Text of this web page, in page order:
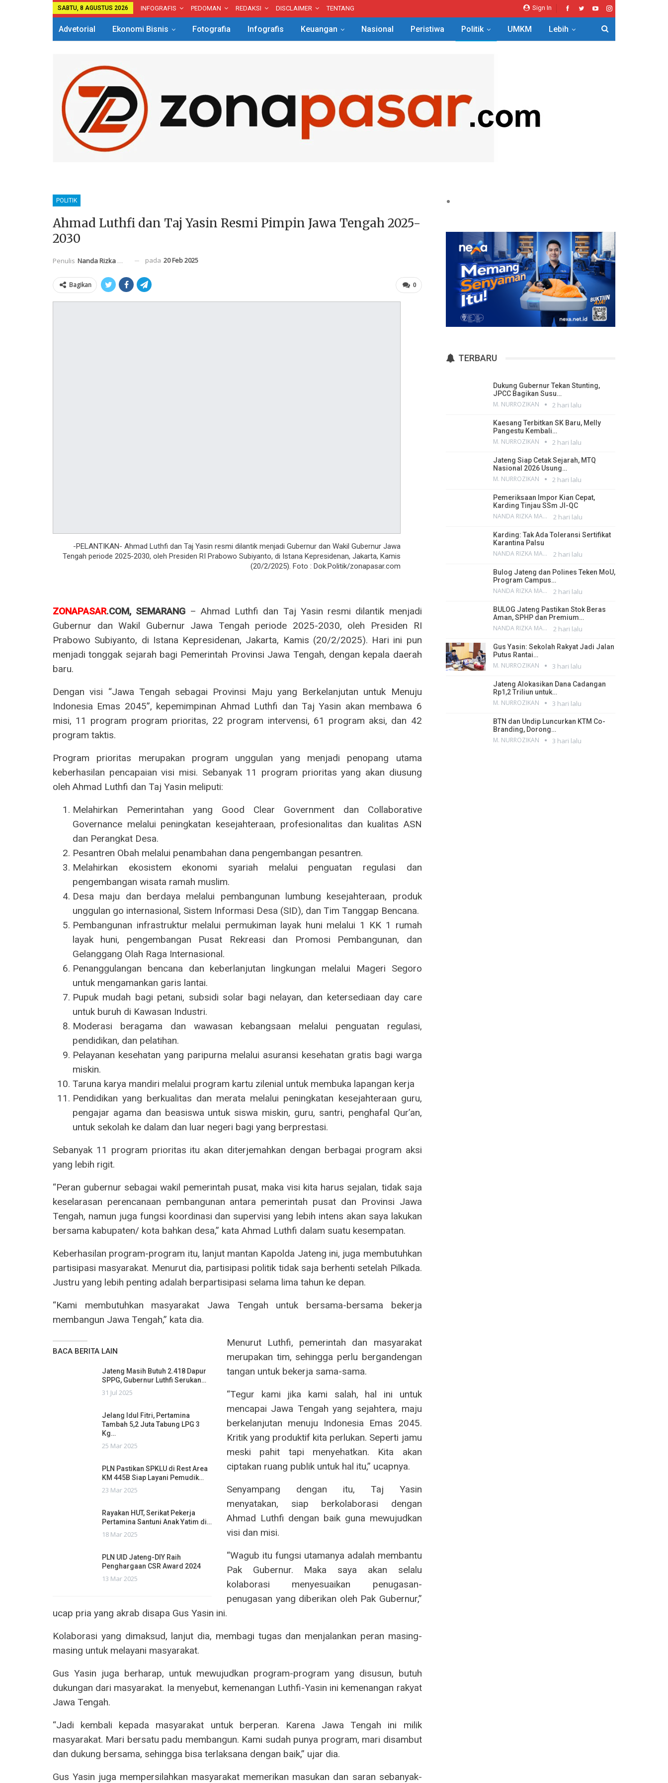
Sign In
SABTU, 8 AGUSTUS 2026 INFOGRAFIS PEDOMAN REDAKSI DISCLAIMER TENTANG
Advetorial Ekonomi Bisnis Fotografia Infografis Keuangan Nasional Peristiwa Politik UMKM Lebih
POLITIK
Ahmad Luthfi dan Taj Yasin Resmi Pimpin Jawa Tengah 2025-
2030
Penulis Nanda Rizka Mahendra pada 20 Feb 2025
0
Bagikan
-PELANTIKAN- Ahmad Luthfi dan Taj Yasin resmi dilantik menjadi Gubernur dan Wakil Gubernur Jawa
Tengah periode 2025-2030, oleh Presiden RI Prabowo Subiyanto, di Istana Kepresidenan, Jakarta, Kamis
(20/2/2025). Foto : Dok.Politik/zonapasar.com
ZONAPASAR.COM, SEMARANG – Ahmad Luthfi dan Taj Yasin resmi dilantik menjadi
Gubernur dan Wakil Gubernur Jawa Tengah periode 2025-2030, oleh Presiden RI
Prabowo Subiyanto, di Istana Kepresidenan, Jakarta, Kamis (20/2/2025). Hari ini pun
menjadi tonggak sejarah bagi Pemerintah Provinsi Jawa Tengah, dengan kepala daerah
baru.
Dengan visi “Jawa Tengah sebagai Provinsi Maju yang Berkelanjutan untuk Menuju
Indonesia Emas 2045”, kepemimpinan Ahmad Luthfi dan Taj Yasin akan membawa 6
misi, 11 program program prioritas, 22 program intervensi, 61 program aksi, dan 42
program taktis.
Program prioritas merupakan program unggulan yang menjadi penopang utama
keberhasilan pencapaian visi misi. Sebanyak 11 program prioritas yang akan diusung
oleh Ahmad Luthfi dan Taj Yasin meliputi:
Melahirkan Pemerintahan yang Good Clear Government dan Collaborative
Governance melalui peningkatan kesejahteraan, profesionalitas dan kualitas ASN
dan Perangkat Desa.
Pesantren Obah melalui penambahan dana pengembangan pesantren.
Melahirkan ekosistem ekonomi syariah melalui penguatan regulasi dan
pengembangan wisata ramah muslim.
Desa maju dan berdaya melalui pembangunan lumbung kesejahteraan, produk
unggulan go internasional, Sistem Informasi Desa (SID), dan Tim Tanggap Bencana.
Pembangunan infrastruktur melalui permukiman layak huni melalui 1 KK 1 rumah
layak huni, pengembangan Pusat Rekreasi dan Promosi Pembangunan, dan
Gelanggang Olah Raga Internasional.
Penanggulangan bencana dan keberlanjutan lingkungan melalui Mageri Segoro
untuk mengamankan garis lantai.
Pupuk mudah bagi petani, subsidi solar bagi nelayan, dan ketersediaan day care
untuk buruh di Kawasan Industri.
Moderasi beragama dan wawasan kebangsaan melalui penguatan regulasi,
pendidikan, dan pelatihan.
Pelayanan kesehatan yang paripurna melalui asuransi kesehatan gratis bagi warga
miskin.
Taruna karya mandiri melalui program kartu zilenial untuk membuka lapangan kerja
Pendidikan yang berkualitas dan merata melalui peningkatan kesejahteraan guru,
pengajar agama dan beasiswa untuk siswa miskin, guru, santri, penghafal Qur’an,
untuk sekolah ke dalam dan luar negeri bagi yang berprestasi.
Sebanyak 11 program prioritas itu akan diterjemahkan dengan berbagai program aksi
yang lebih rigit.
“Peran gubernur sebagai wakil pemerintah pusat, maka visi kita harus sejalan, tidak saja
keselarasan perencanaan pembangunan antara pemerintah pusat dan Provinsi Jawa
Tengah, namun juga fungsi koordinasi dan supervisi yang lebih intens akan saya lakukan
bersama kabupaten/ kota bahkan desa,” kata Ahmad Luthfi dalam suatu kesempatan.
Keberhasilan program-program itu, lanjut mantan Kapolda Jateng ini, juga membutuhkan
partisipasi masyarakat. Menurut dia, partisipasi politik tidak saja berhenti setelah Pilkada.
Justru yang lebih penting adalah berpartisipasi selama lima tahun ke depan.
“Kami membutuhkan masyarakat Jawa Tengah untuk bersama-bersama bekerja
membangun Jawa Tengah,” kata dia.
BACA BERITA LAIN
Jateng Masih Butuh 2.418 Dapur
SPPG, Gubernur Luthfi Serukan…
31 Jul 2025
Jelang Idul Fitri, Pertamina
Tambah 5,2 Juta Tabung LPG 3
Kg…
25 Mar 2025
PLN Pastikan SPKLU di Rest Area
KM 445B Siap Layani Pemudik…
23 Mar 2025
Rayakan HUT, Serikat Pekerja
Pertamina Santuni Anak Yatim di…
18 Mar 2025
PLN UID Jateng-DIY Raih
Penghargaan CSR Award 2024
13 Mar 2025
Menurut Luthfi, pemerintah dan masyarakat
merupakan tim, sehingga perlu bergandengan
tangan untuk bekerja sama-sama.
“Tegur kami jika kami salah, hal ini untuk
mencapai Jawa Tengah yang sejahtera, maju
berkelanjutan menuju Indonesia Emas 2045.
Kritik yang produktif kita perlukan. Seperti jamu
meski pahit tapi menyehatkan. Kita akan
ciptakan ruang publik untuk hal itu,” ucapnya.
Senyampang dengan itu, Taj Yasin
menyatakan, siap berkolaborasi dengan
Ahmad Luthfi dengan baik guna mewujudkan
visi dan misi.
“Wagub itu fungsi utamanya adalah membantu
Pak Gubernur. Maka saya akan selalu
kolaborasi menyesuaikan penugasan-
penugasan yang diberikan oleh Pak Gubernur,”
ucap pria yang akrab disapa Gus Yasin ini.
Kolaborasi yang dimaksud, lanjut dia, membagi tugas dan menjalankan peran masing-
masing untuk melayani masyarakat.
Gus Yasin juga berharap, untuk mewujudkan program-program yang disusun, butuh
dukungan dari masyarakat. Ia menyebut, kemenangan Luthfi-Yasin ini kemenangan rakyat
Jawa Tengah.
“Jadi kembali kepada masyarakat untuk berperan. Karena Jawa Tengah ini milik
masyarakat. Mari bersatu padu membangun. Kami sudah punya program, mari disambut
dan dukung bersama, sehingga bisa terlaksana dengan baik,” ujar dia.
Gus Yasin juga mempersilahkan masyarakat memerikan masukan dan saran sebanyak-
TERBARU
Dukung Gubernur Tekan Stunting,
JPCC Bagikan Susu…
M. NURROZIKAN 2 hari lalu
Kaesang Terbitkan SK Baru, Melly
Pangestu Kembali…
M. NURROZIKAN 2 hari lalu
Jateng Siap Cetak Sejarah, MTQ
Nasional 2026 Usung…
M. NURROZIKAN 2 hari lalu
Pemeriksaan Impor Kian Cepat,
Karding Tinjau SSm JI-QC
NANDA RIZKA MAHENDRA 2 hari lalu
Karding: Tak Ada Toleransi Sertifikat
Karantina Palsu
NANDA RIZKA MAHENDRA 2 hari lalu
Bulog Jateng dan Polines Teken MoU,
Program Campus…
NANDA RIZKA MAHENDRA 2 hari lalu
BULOG Jateng Pastikan Stok Beras
Aman, SPHP dan Premium…
NANDA RIZKA MAHENDRA 2 hari lalu
Gus Yasin: Sekolah Rakyat Jadi Jalan
Putus Rantai…
M. NURROZIKAN 3 hari lalu
Jateng Alokasikan Dana Cadangan
Rp1,2 Triliun untuk…
M. NURROZIKAN 3 hari lalu
BTN dan Undip Luncurkan KTM Co-
Branding, Dorong…
M. NURROZIKAN 3 hari lalu